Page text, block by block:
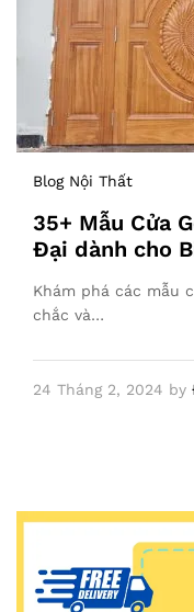
Blog Nội Thất
35+ Mẫu Cửa
Đại dành cho
Khám phá các mẫu
chắc và…
24 Tháng 2, 2024 by